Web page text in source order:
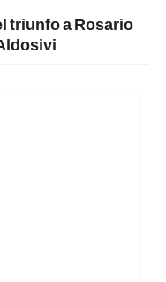
triunfo a Rosario